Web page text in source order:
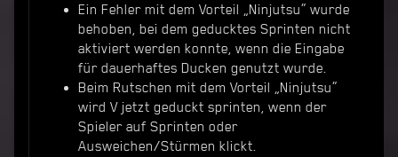
Ein Fehler mit dem Vorteil „Ninjutsu“ wurde
behoben, bei dem geducktes Sprinten nicht
aktiviert werden konnte, wenn die Eingabe
für dauerhaftes Ducken genutzt wurde.
Beim Rutschen mit dem Vorteil „Ninjutsu“
wird V jetzt geduckt sprinten, wenn der
Spieler auf Sprinten oder
Ausweichen/Stürmen klickt.